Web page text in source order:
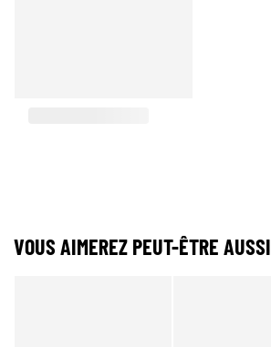
VOUS AIMEREZ PEUT-ÊTRE AUSSI